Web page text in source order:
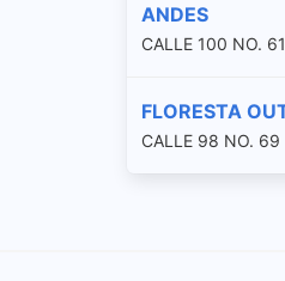
ANDES
CALLE 100 NO.
FLORESTA
CALLE 98 NO. 69